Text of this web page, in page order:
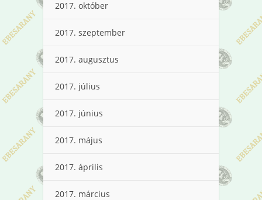
2017. október
2017. szeptember
2017. augusztus
2017. július
2017. június
2017. május
2017. április
2017. március